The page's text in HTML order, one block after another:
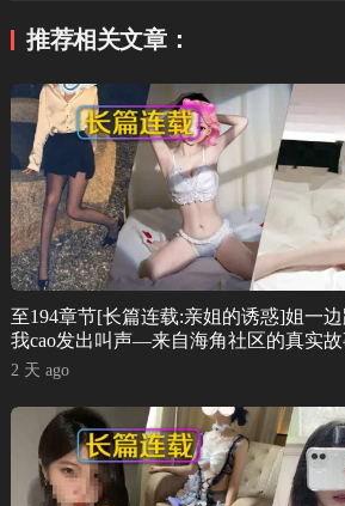
推荐相关文章：
至194章节[长篇连载:亲姐的诱惑]姐一
我cao发出叫声—来自海角社区的真实
2 天 ago